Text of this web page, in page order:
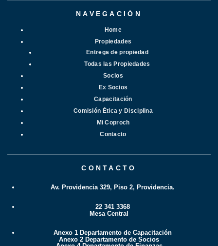
NAVEGACIÓN
Home
Propiedades
Entrega de propiedad
Todas las Propiedades
Socios
Ex Socios
Capacitación
Comisión Ética y Disciplina
Mi Coproch
Contacto
CONTACTO
Av. Providencia 329, Piso 2, Providencia.
22 341 3368
Mesa Central
Anexo 1 Departamento de Capacitación
Anexo 2 Departamento de Socios